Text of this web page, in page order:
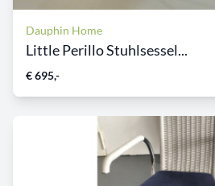
Dauphin Home
Little Perillo Stuhlsessel...
€ 695,-